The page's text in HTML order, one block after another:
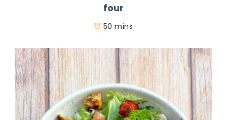
four
50 mins